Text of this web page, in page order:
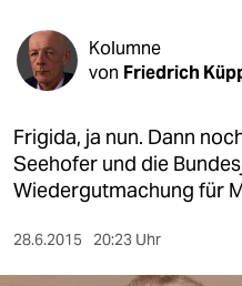
kultur
berlin
Kolumne
von Friedrich
Frigida, ja nun. Dann
Seehofer und die
Wiedergutmachung für
28.6.2015 20:23 Uhr